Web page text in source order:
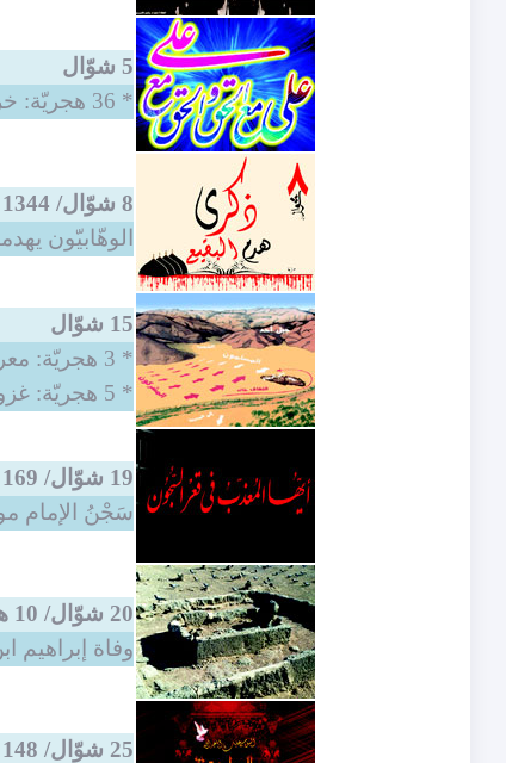
5 شوّال
* 36 هجريّة: خروج أمير المؤمنين
8 شوّال/ 1344 هجريّة
الوهّابيّون
15 شوّال
* 3 هجريّة: معركة أُحُد.
* 5 هجريّة: غزوة الأحزاب أو الخندق.
19 شوّال/ 169 هجريّة
سَجْنُ الإمام
20 شوّال/ 10 هجريّة
وفاة إبراهيم
25 شوّال/ 148 هـجريّة